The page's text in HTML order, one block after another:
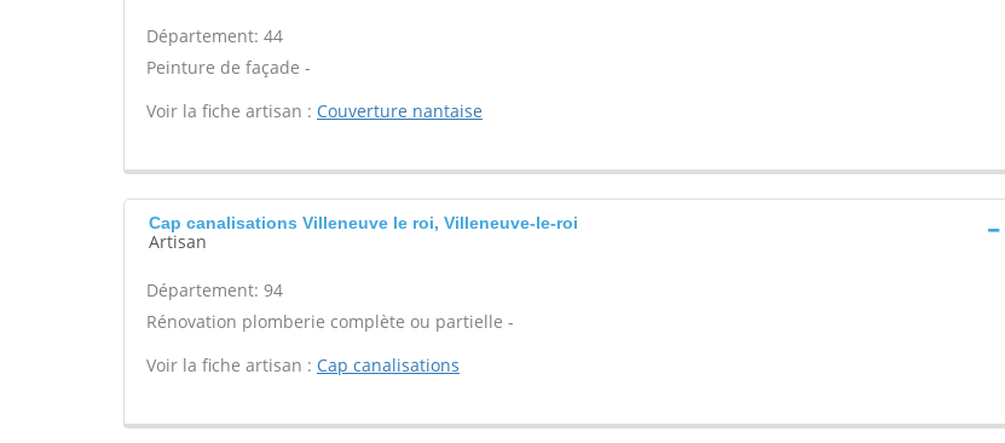
Département: 44
Peinture de façade -
Voir la fiche artisan : Couverture nantaise
Cap canalisations Villeneuve le roi, Villeneuve-le-roi
Artisan
Département: 94
Rénovation plomberie complète ou partielle -
Voir la fiche artisan : Cap canalisations